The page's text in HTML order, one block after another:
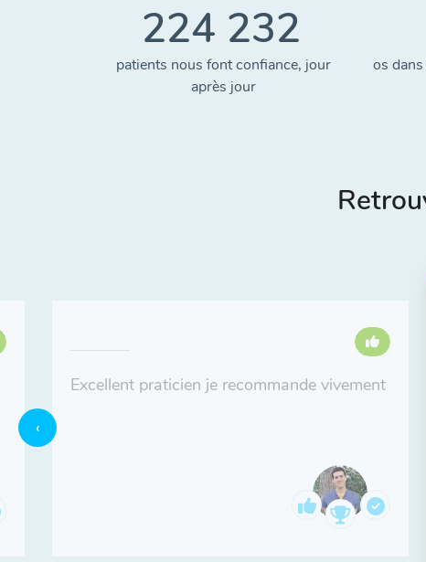
224 232
patients nous font confiance, jour
après jour
os
Excellent praticien je recommande vivement